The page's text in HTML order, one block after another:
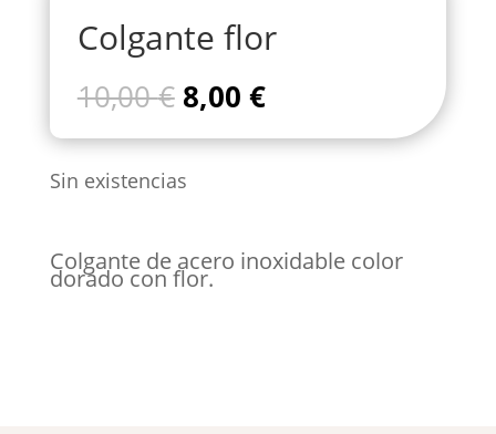
Colgante flor
10,00€ El
precio
original
era:
10,00 €.
8,00 €Elprecio
actual
es:
Sin existencias
Colgante de acero inoxidable color
dorado con flor.